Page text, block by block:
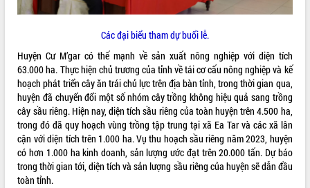
Các đại biểu tham dự buổi lễ.
Huyện Cư M’gar có thế mạnh về sản xuất nông nghiệp với diện tích
63.000 ha. Thực hiện chủ trương của tỉnh về tái cơ cấu nông nghiệp và kế
hoạch phát triển cây ăn trái chủ lực trên địa bàn tỉnh, trong thời gian qua,
huyện đã chuyển đổi một số nhóm cây trồng không hiệu quả sang trồng
cây sầu riêng. Hiện nay, diện tích sầu riêng của toàn huyện trên 4.500 ha,
trong đó đã quy hoạch vùng trồng tập trung tại xã Ea Tar và các xã lân
cận với diện tích trên 1.000 ha. Vụ thu hoạch sầu riêng năm 2023, huyện
có hơn 1.000 ha kinh doanh, sản lượng ước đạt trên 20.000 tấn. Dự báo
trong thời gian tới, diện tích và sản lượng sầu riêng của huyện sẽ dẫn đầu
toàn tỉnh.